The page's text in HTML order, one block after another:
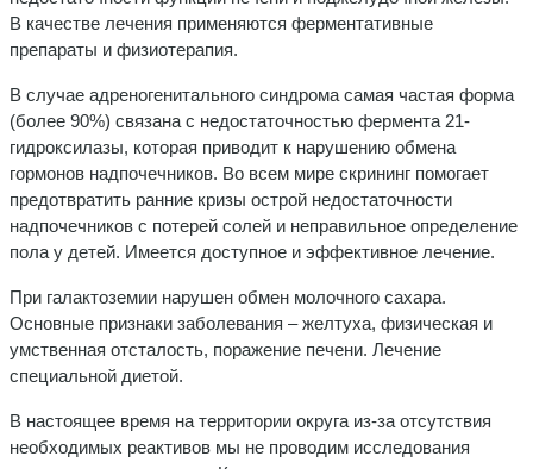
В качестве лечения применяются ферментативные
препараты и физиотерапия.
В случае адреногенитального синдрома самая частая форма
(более 90%) связана с недостаточностью фермента 21-
гидроксилазы, которая приводит к нарушению обмена
гормонов надпочечников. Во всем мире скрининг помогает
предотвратить ранние кризы острой недостаточности
надпочечников с потерей солей и неправильное определение
пола у детей. Имеется доступное и эффективное лечение.
При галактоземии нарушен обмен молочного сахара.
Основные признаки заболевания – желтуха, физическая и
умственная отсталость, поражение печени. Лечение
специальной диетой.
В настоящее время на территории округа из-за отсутствия
необходимых реактивов мы не проводим исследования